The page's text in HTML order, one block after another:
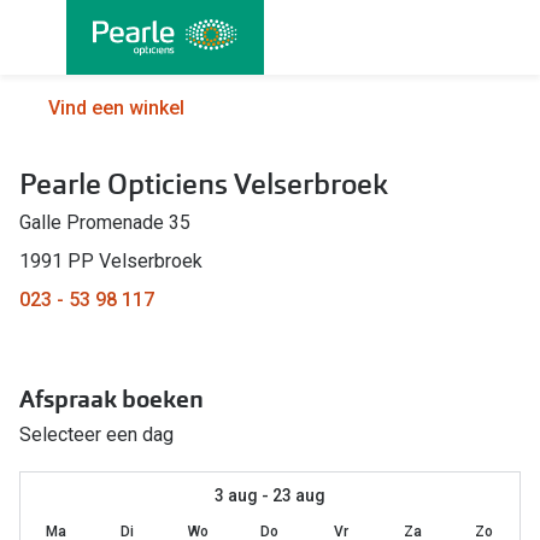
Alle brillen
Herenbrillen
Kinderbrillen
Soorten brillen
Multifocale bril
Blauw-violet licht bril
Vind een winkel
Pearle Opticiens Velserbroek
Galle Promenade 35
1991 PP Velserbroek
023 - 53 98 117
Afspraak boeken
Selecteer een dag
3 aug - 23 aug
Ma Di Wo Do Vr Za Zo